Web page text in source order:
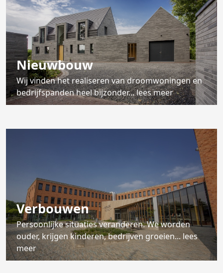
Nieuwbouw
Wij vinden het realiseren van droomwoningen en
bedrijfspanden heel bijzonder... lees meer
Verbouwen
Persoonlijke situaties veranderen. We worden
ouder, krijgen kinderen, bedrijven groeien... lees
meer